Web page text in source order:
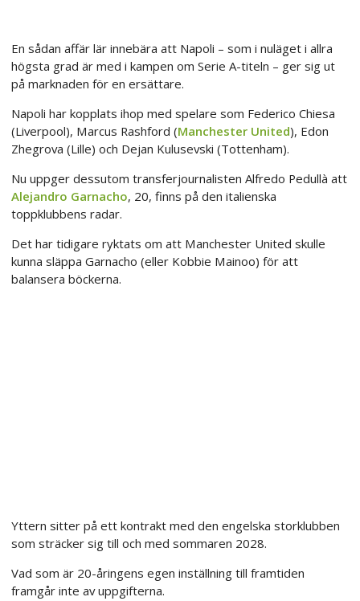
En sådan affär lär innebära att Napoli – som i nuläget i allra
högsta grad är med i kampen om Serie A-titeln – ger sig ut
på marknaden för en ersättare.
Napoli har kopplats ihop med spelare som Federico Chiesa
(Liverpool), Marcus Rashford (Manchester United), Edon
Zhegrova (Lille) och Dejan Kulusevski (Tottenham).
Nu uppger dessutom transferjournalisten Alfredo Pedullà att
Alejandro Garnacho, 20, finns på den italienska
toppklubbens radar.
Det har tidigare ryktats om att Manchester United skulle
kunna släppa Garnacho (eller Kobbie Mainoo) för att
balansera böckerna.
Yttern sitter på ett kontrakt med den engelska storklubben
som sträcker sig till och med sommaren 2028.
Vad som är 20-åringens egen inställning till framtiden
framgår inte av uppgifterna.